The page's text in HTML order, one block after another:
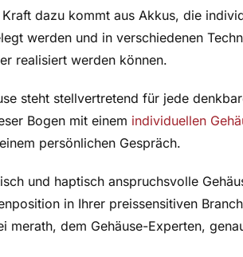
dazu kommt aus Akkus, die
werden und in verschiedenen
realisiert werden können.
steht stellvertretend für jede
Bogen mit einem individuellen
persönlichen Gespräch.
und haptisch anspruchsvolle
in Ihrer preissensitiven
merath, dem Gehäuse-Experten,